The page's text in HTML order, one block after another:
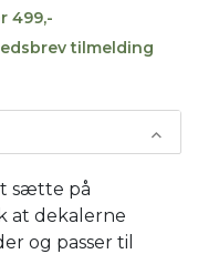
499,-
tilmelding
sætte på
at dekalerne
og passer til